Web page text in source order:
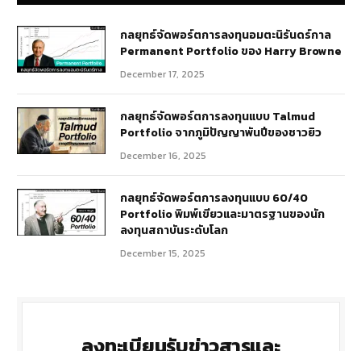
กลยุทธ์​จัดพอร์ตการลงทุนอมตะนิรันดร์กาล
Permanent Portfolio ของ Harry Browne
December 17, 2025
กลยุทธ์จัดพอร์ตการลงทุนแบบ Talmud
Portfolio จากภูมิปัญญาพันปีของชาวยิว
December 16, 2025
กลยุทธ์จัดพอร์ตการลงทุนแบบ 60/40
Portfolio พิมพ์เขียวและมาตรฐานของนัก
ลงทุนสถาบันระดับโลก
December 15, 2025